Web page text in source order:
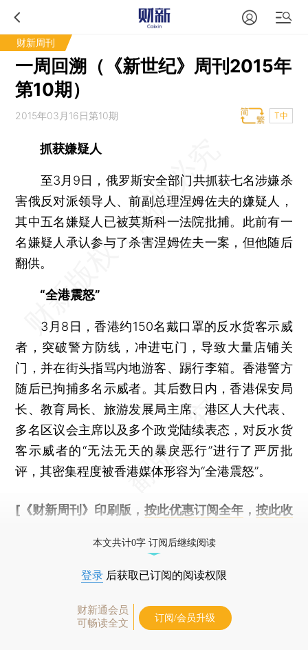
财新周刊
一周回溯（《新世纪》周刊2015年
第10期）
2015年03月16日第10期 T中
抓获嫌疑人
至3月9日，俄罗斯安全部门共抓获七名涉嫌杀
害俄反对派领导人、前副总理涅姆佐夫的嫌疑人，
其中五名嫌疑人已被莫斯科一法院批捕。此前有一
名嫌疑人承认参与了杀害涅姆佐夫一案，但他随后
翻供。
“全港震怒”
3月8日，香港约150名戴口罩的反水货客示威
者，突破警方防线，冲进屯门，导致大量店铺关
门，并在街头指骂内地游客、踢行李箱。香港警方
随后已拘捕多名示威者。其后数日内，香港保安局
长、教育局长、旅游发展局主席、港区人大代表、
多名区议会主席以及多个政党陆续表态，对反水货
客示威者的“无法无天的暴戾恶行”进行了严厉批
评，其密集程度被香港媒体形容为“全港震怒”。
[《财新周刊》印刷版， 按此优惠订阅全年， 按此收
本文共计0字 订阅后继续阅读
登录 后获取已订阅的阅读权限
财新通会员
可畅读全文
订阅/会员升级